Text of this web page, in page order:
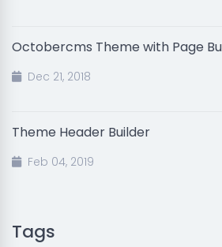
Octobercms Theme with Page
Dec 21, 2018
Theme Header Builder
Feb 04, 2019
Tags